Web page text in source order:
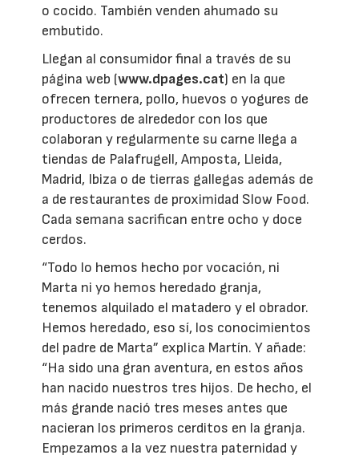
o cocido. También venden ahumado su
embutido.
Llegan al consumidor final a través de su
página web (www.dpages.cat) en la que
ofrecen ternera, pollo, huevos o yogures de
productores de alrededor con los que
colaboran y regularmente su carne llega a
tiendas de Palafrugell, Amposta, Lleida,
Madrid, Ibiza o de tierras gallegas además de
a de restaurantes de proximidad Slow Food.
Cada semana sacrifican entre ocho y doce
cerdos.
“Todo lo hemos hecho por vocación, ni
Marta ni yo hemos heredado granja,
tenemos alquilado el matadero y el obrador.
Hemos heredado, eso sí, los conocimientos
del padre de Marta” explica Martín. Y añade:
“Ha sido una gran aventura, en estos años
han nacido nuestros tres hijos. De hecho, el
más grande nació tres meses antes que
nacieran los primeros cerditos en la granja.
Empezamos a la vez nuestra paternidad y